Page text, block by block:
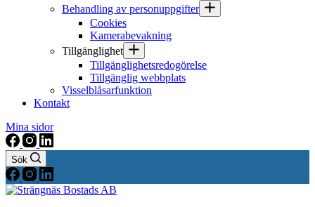
Behandling av personuppgifter
Cookies
Kamerabevakning
Tillgänglighet
Tillgänglighetsredogörelse
Tillgänglig webbplats
Visselblåsarfunktion
Kontakt
Mina sidor
Sök